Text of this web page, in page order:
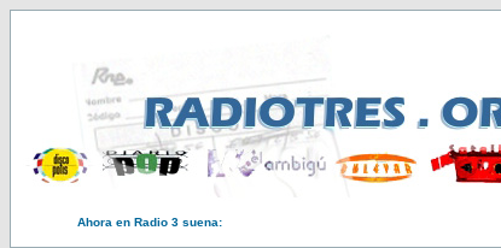
Ahora en Radio 3 suena: